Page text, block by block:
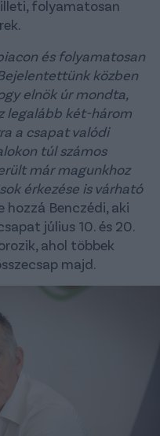
folyamatosan
és folyamatosan
közben
elnök úr mondta,
legalább két-három
a csapat valódi
túl számos
már magunkhoz
érkezése is várható
hozzá Benczédi, aki
július 10. és 20.
ahol többek
majd.